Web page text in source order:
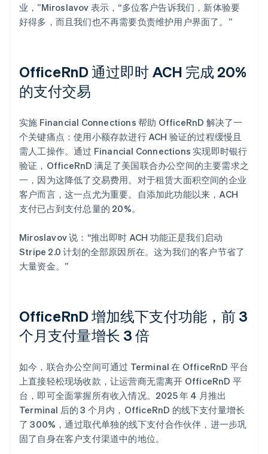
业，”Miroslavov 表示，“多位客户告诉我们，新体验要
好得多，而且我们也不再需要负责维护用户界面了。”
OfficeRnD 通过即时 ACH 完成 20%
的支付交易
实施 Financial Connections 帮助 OfficeRnD 解决了一
个关键痛点：使用小额存款进行 ACH 验证的过程缓慢且
需人工操作。通过 Financial Connections 实现即时银行
验证，OfficeRnD 满足了美国联合办公空间的主要需求之
一，因为这降低了交易费用。对于租赁大面积空间的企业
客户而言，这一点尤为重要。自添加此功能以来，ACH
支付已占到支付总量的 20%。
Miroslavov 说：“推出即时 ACH 功能正是我们启动
Stripe 2.0 计划的全部原因所在。这为我们的客户节省了
大量资金。”
OfficeRnD 增加线下支付功能，前 3
个月支付量增长 3 倍
如今，联合办公空间可通过 Terminal 在 OfficeRnD 平台
上直接轻松现场收款，让运营商无需离开 OfficeRnD 平
台，即可全面掌握所有收入情况。2025 年 4 月推出
Terminal 后的 3 个月内，OfficeRnD 的线下支付量增长
了 300%，通过取代单独的线下支付合作伙伴，进一步巩
固了自身在客户支付渠道中的地位。